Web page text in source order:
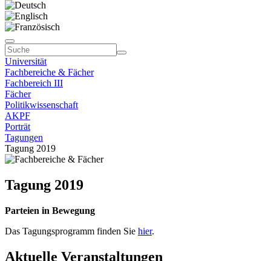
Universität
Fachbereiche & Fächer
Fachbereich III
Fächer
Politikwissenschaft
AKPF
Porträt
Tagungen
Tagung 2019
Tagung 2019
Parteien in Bewegung
Das Tagungsprogramm finden Sie hier.
Aktuelle Veranstaltungen